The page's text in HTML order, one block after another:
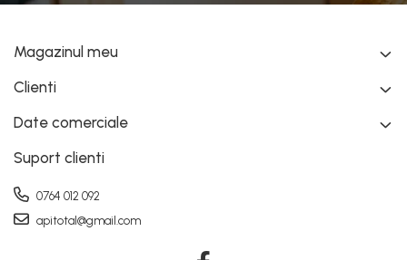
Magazinul meu
Clienti
Date comerciale
Suport clienti
0764 012 092
apitotal@gmail.com